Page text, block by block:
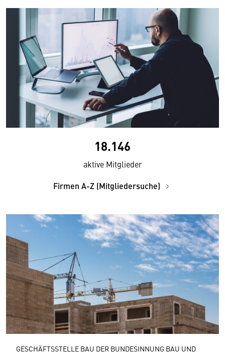
18.146
aktive Mitglieder
Firmen A-Z (Mitgliedersuche)
GESCHÄFTSSTELLE BAU DER BUNDESINNUNG BAU UND